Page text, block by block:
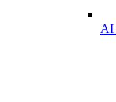
AI